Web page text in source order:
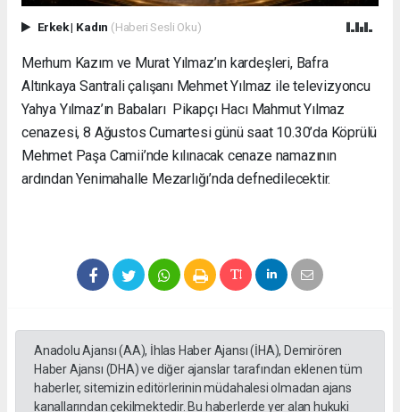
Erkek| Kadın (Haberi Sesli Oku)
Merhum Kazım ve Murat Yılmaz’ın kardeşleri, Bafra
Altınkaya Santrali çalışanı Mehmet Yılmaz ile televizyoncu
Yahya Yılmaz’ın Babaları Pikapçı Hacı Mahmut Yılmaz
cenazesi, 8 Ağustos Cumartesi günü saat 10.30’da Köprülü
Mehmet Paşa Camii’nde kılınacak cenaze namazının
ardından Yenimahalle Mezarlığı’nda defnedilecektir.
Anadolu Ajansı (AA), İhlas Haber Ajansı (İHA), Demirören
Haber Ajansı (DHA) ve diğer ajanslar tarafından eklenen tüm
haberler, sitemizin editörlerinin müdahalesi olmadan ajans
kanallarından çekilmektedir. Bu haberlerde yer alan hukuki